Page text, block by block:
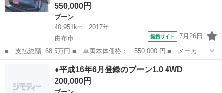
550,000円
ブーン
40,951km
2017年
由布市
提携サイト 7月26日
■ 支払総額: 68.5万円 ■ 車両本体価格： 550,000 円 ■ メーカー
名： ダイハツ ■ 車種名： ブーン ■ グレード名： Ｘ Ｌパッ
ケージ ＳＡＩＩ ＥＴＣ バックカメラ 衝突被害軽減システム
スマートキー...
ブーン
●平成16年6月登録のブーン1.0 4WD
200,000円